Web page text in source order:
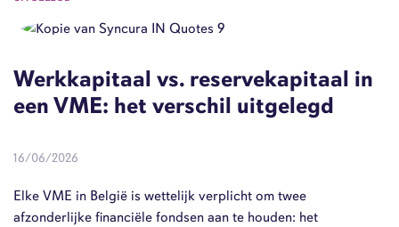
Werkkapitaal vs. reservekapitaal in
een VME: het verschil uitgelegd
16/06/2026
Elke VME in België is wettelijk verplicht om twee
afzonderlijke financiële fondsen aan te houden: het